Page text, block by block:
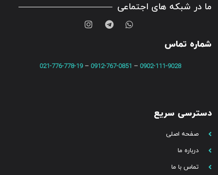
ما در شبکه های اجتماعی
شماره تماس
0902-111-9028
–
0912-767-0851
–
021-776-778-19
دسترسی سریع
صفحه اصلی
درباره ما
تماس با ما